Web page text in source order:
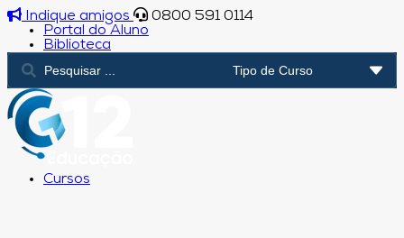
Indique amigos
0800 591 0114
Portal do Aluno
Biblioteca
Cursos